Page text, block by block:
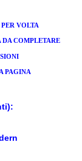
VOLTA
COMPLETARE
PAGINA